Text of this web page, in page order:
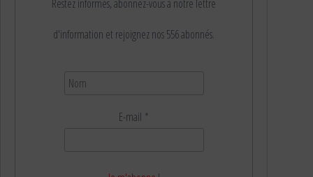
Restez informés, abonnez-vous à notre lettre
d'information et rejoignez nos 556 abonnés.
E-mail *